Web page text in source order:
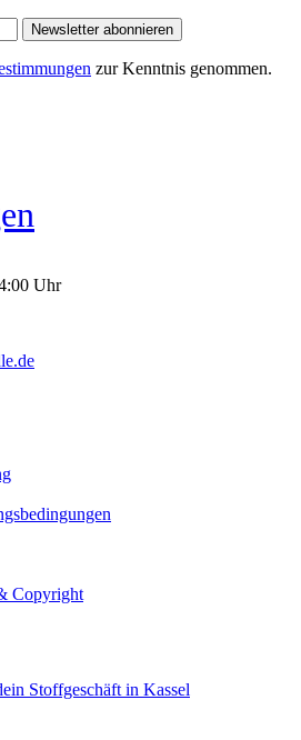
Newsletter abonnieren
zur Kenntnis genommen.
Uhr
Copyright
Stoffgeschäft in Kassel